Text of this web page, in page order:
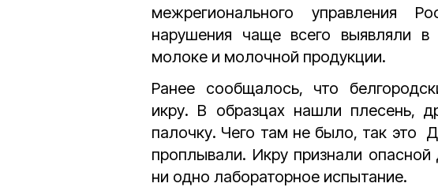
межрегионального управления
нарушения чаще всего выявляли в
молоке и молочной продукции.
Ранее сообщалось, что
икру. В образцах нашли плесень,
палочку. Чего там не было, так
проплывали. Икру признали
ни одно лабораторное испытание.